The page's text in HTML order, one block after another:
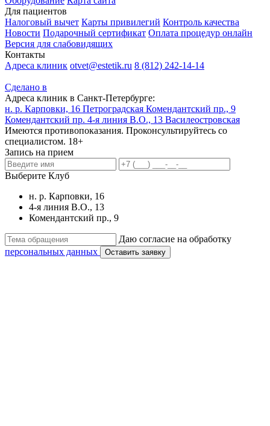
Для пациентов
Налоговый вычет Карты привилегий Контроль качества
Новости Подарочный сертификат Оплата процедур онлайн
Версия для слабовидящих
Контакты
Адреса клиник otvet@estetik.ru 8 (812) 242-14-14
Сделано в
Адреса клиник в Санкт-Петербурге:
н. р. Карповки, 16 Петроградская Комендантский пр., 9
Комендантский пр. 4-я линия В.О., 13 Василеостровская
Имеются противопоказания. Проконсультируйтесь со
специалистом. 18+
Запись на прием
Выберите Клуб
н. р. Карповки, 16
4-я линия В.О., 13
Комендантский пр., 9
Даю согласие на обработку
персональных данных